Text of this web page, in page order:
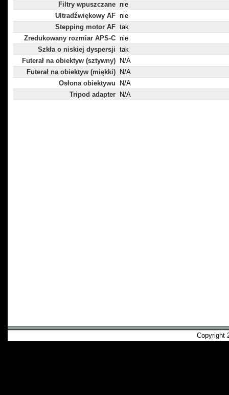
Filtry wpuszczane nie
Ultradźwiękowy AF nie
Stepping motor AF tak
Zredukowany rozmiar APS-C nie
Szkła o niskiej dyspersji tak
Futerał na obiektyw (sztywny)
N/A
Futerał na obiektyw (miękki)
N/A
Osłona obiektywu
N/A
Tripod adapter
N/A
Copyright